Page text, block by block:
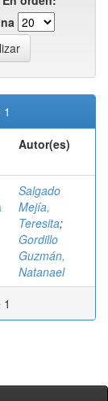
Autor(es)
Salgado
Mejía,
Teresita;
Gordillo
Guzmán,
Natanael